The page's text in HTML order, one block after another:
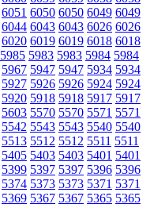
6051 6050 6050 6049 6049
6044 6043 6043 6026 6026
6020 6019 6019 6018 6018
5985 5983 5983 5984 5984
5967 5947 5947 5934 5934
5927 5926 5926 5924 5924
5920 5918 5918 5917 5917
5603 5570 5570 5571 5571
5542 5543 5543 5540 5540
5513 5512 5512 5511 5511
5405 5403 5403 5401 5401
5399 5397 5397 5396 5396
5374 5373 5373 5371 5371
5369 5367 5367 5365 5365